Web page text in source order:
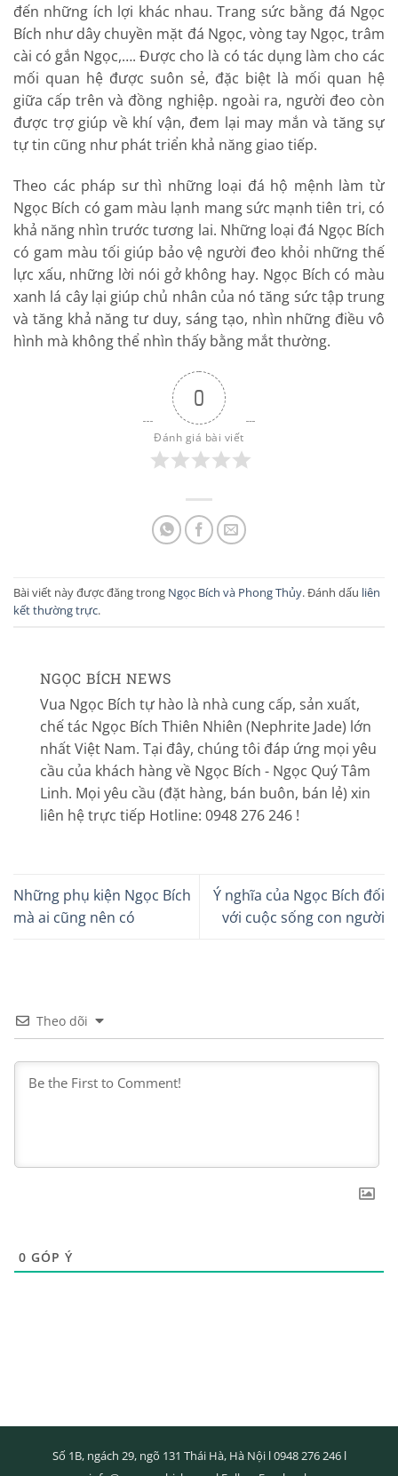
đến những ích lợi khác nhau. Trang sức bằng đá Ngọc
Bích như dây chuyền mặt đá Ngọc, vòng tay Ngọc, trâm
cài có gắn Ngọc,…. Được cho là có tác dụng làm cho các
mối quan hệ được suôn sẻ, đặc biệt là mối quan hệ
giữa cấp trên và đồng nghiệp. ngoài ra, người đeo còn
được trợ giúp về khí vận, đem lại may mắn và tăng sự
tự tin cũng như phát triển khả năng giao tiếp.
Theo các pháp sư thì những loại đá hộ mệnh làm từ
Ngọc Bích có gam màu lạnh mang sức mạnh tiên tri, có
khả năng nhìn trước tương lai. Những loại đá Ngọc Bích
có gam màu tối giúp bảo vệ người đeo khỏi những thế
lực xấu, những lời nói gở không hay. Ngọc Bích có màu
xanh lá cây lại giúp chủ nhân của nó tăng sức tập trung
và tăng khả năng tư duy, sáng tạo, nhìn những điều vô
hình mà không thể nhìn thấy bằng mắt thường.
0
Đánh giá bài viết
Bài viết này được đăng trong Ngọc Bích và Phong Thủy. Đánh dấu liên
kết thường trực.
NGỌC BÍCH NEWS
Vua Ngọc Bích tự hào là nhà cung cấp, sản xuất,
chế tác Ngọc Bích Thiên Nhiên (Nephrite Jade) lớn
nhất Việt Nam. Tại đây, chúng tôi đáp ứng mọi yêu
cầu của khách hàng về Ngọc Bích - Ngọc Quý Tâm
Linh. Mọi yêu cầu (đặt hàng, bán buôn, bán lẻ) xin
liên hệ trực tiếp Hotline: 0948 276 246 !
Những phụ kiện Ngọc Bích
mà ai cũng nên có
Ý nghĩa của Ngọc Bích đối
với cuộc sống con người
Theo dõi
0 GÓP Ý
Số 1B, ngách 29, ngõ 131 Thái Hà, Hà Nội l0948 276 246l